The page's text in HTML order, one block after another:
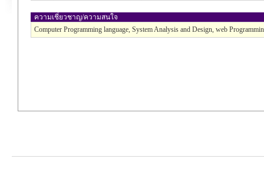
ความเชี่ยวชาญ/ความสนใจ
Computer Programming language, System Analysis and Design, web